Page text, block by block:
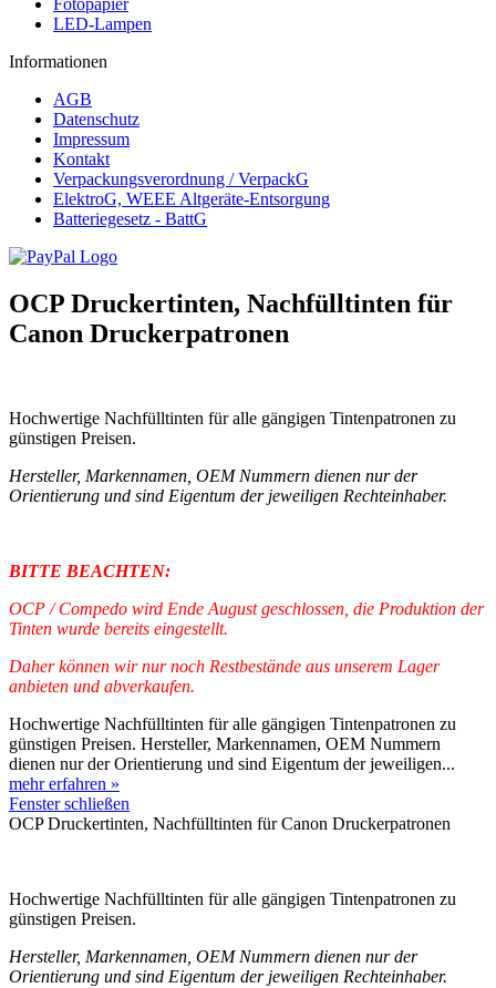
Fotopapier
LED-Lampen
Informationen
AGB
Datenschutz
Impressum
Kontakt
Verpackungsverordnung / VerpackG
ElektroG, WEEE Altgeräte-Entsorgung
Batteriegesetz - BattG
OCP Druckertinten, Nachfülltinten für
Canon Druckerpatronen
Hochwertige Nachfülltinten für alle gängigen Tintenpatronen zu
günstigen Preisen.
Hersteller, Markennamen, OEM Nummern dienen nur der
Orientierung und sind Eigentum der jeweiligen Rechteinhaber.
BITTE BEACHTEN:
OCP / Compedo wird Ende August geschlossen, die Produktion der
Tinten wurde bereits eingestellt.
Daher können wir nur noch Restbestände aus unserem Lager
anbieten und abverkaufen.
Hochwertige Nachfülltinten für alle gängigen Tintenpatronen zu
günstigen Preisen. Hersteller, Markennamen, OEM Nummern
dienen nur der Orientierung und sind Eigentum der jeweiligen...
mehr erfahren »
Fenster schließen
OCP Druckertinten, Nachfülltinten für Canon Druckerpatronen
Hochwertige Nachfülltinten für alle gängigen Tintenpatronen zu
günstigen Preisen.
Hersteller, Markennamen, OEM Nummern dienen nur der
Orientierung und sind Eigentum der jeweiligen Rechteinhaber.